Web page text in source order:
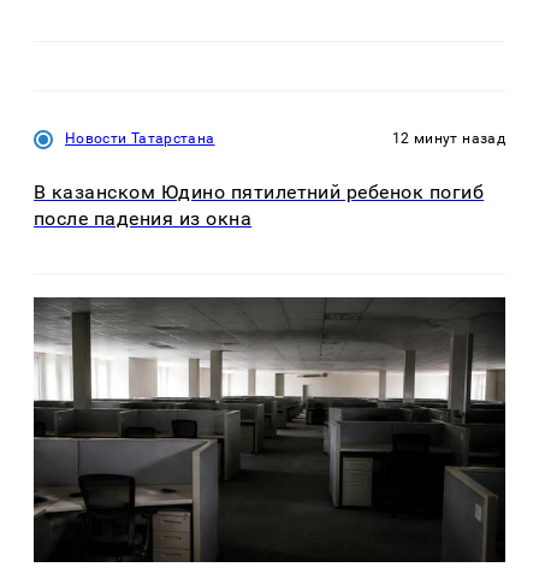
Новости Татарстана 12 минут назад
В казанском Юдино пятилетний ребенок погиб
после падения из окна